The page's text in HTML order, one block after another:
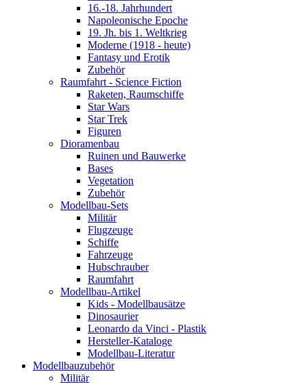
16.-18. Jahrhundert
Napoleonische Epoche
19. Jh. bis 1. Weltkrieg
Moderne (1918 - heute)
Fantasy und Erotik
Zubehör
Raumfahrt - Science Fiction
Raketen, Raumschiffe
Star Wars
Star Trek
Figuren
Dioramenbau
Ruinen und Bauwerke
Bases
Vegetation
Zubehör
Modellbau-Sets
Militär
Flugzeuge
Schiffe
Fahrzeuge
Hubschrauber
Raumfahrt
Modellbau-Artikel
Kids - Modellbausätze
Dinosaurier
Leonardo da Vinci - Plastik
Hersteller-Kataloge
Modellbau-Literatur
Modellbauzubehör
Militär